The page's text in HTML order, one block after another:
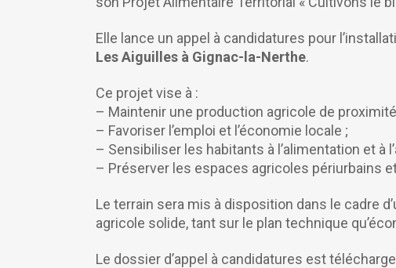
Elle lance un appel à candidatures pour
Les Aiguilles à Gignac-la-Nerthe.
Ce projet vise à :
– Maintenir une production agricole de
– Favoriser l’emploi et l’économie locale ;
– Sensibiliser les habitants à l’alimentation et à
– Préserver les espaces agricoles périurbains
Le terrain sera mis à disposition dans le cadre
agricole solide, tant sur le plan technique
Le dossier d’appel à candidatures est